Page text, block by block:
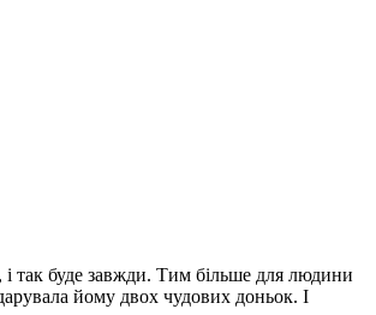
так буде завжди. Тим більше для людини
йому двох чудових доньок. І